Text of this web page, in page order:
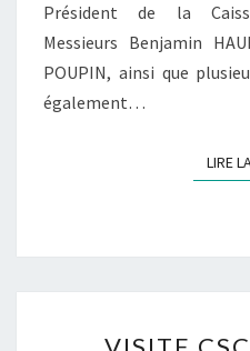
Président de la
Messieurs Benjamin
POUPIN, ainsi que
également…
LIRE